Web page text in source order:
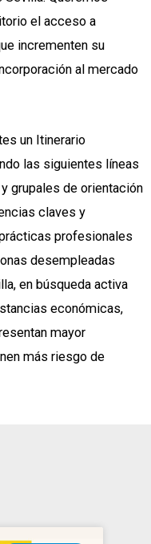
el acceso a
incrementen su
al mercado
un Itinerario
las siguientes líneas
grupales de orientación
claves y
profesionales
desempleadas
en búsqueda activa
económicas,
mayor
más riesgo de